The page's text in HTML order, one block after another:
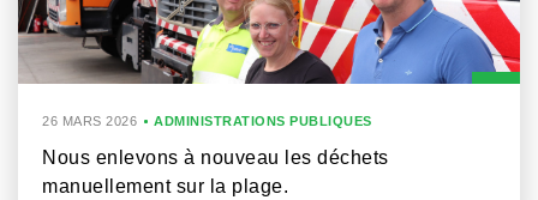
26 MARS 2026 ADMINISTRATIONS PUBLIQUES
Nous enlevons à nouveau les déchets
manuellement sur la plage.